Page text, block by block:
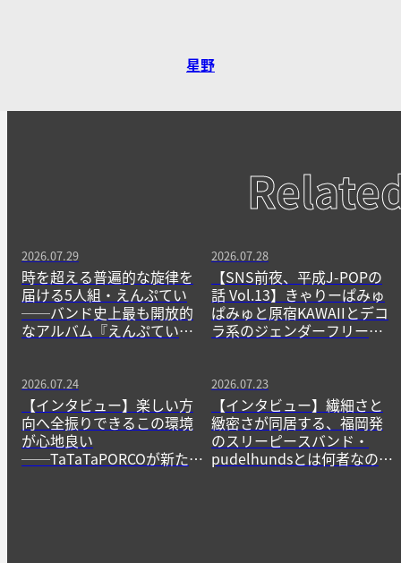
星野
2026.07.29
時を超える普遍的な旋律を
届ける5人組・えんぷてい
──バンド史上最も開放的
なアルバム『えんぷてい』
2026.07.28
【SNS前夜、平成J-POPの
話 Vol.13】きゃりーぱみゅ
ぱみゅと原宿KAWAIIとデコ
ラ系のジェンダーフリーな
2026.07.24
【インタビュー】楽しい方
向へ全振りできるこの環境
が心地良い
──TaTaTaPORCOが新たに
2026.07.23
【インタビュー】繊細さと
緻密さが同居する、福岡発
のスリーピースバンド・
pudelhundsとは何者なの